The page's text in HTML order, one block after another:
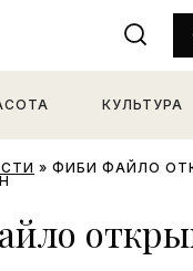
КУЛЬТУРА
» ФИБИ ФАЙЛО